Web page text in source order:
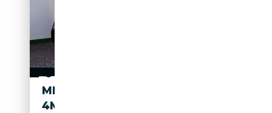
MERCEDES-BENZ EQE 53 AMG
4M+ DYN+ PREMIUM+